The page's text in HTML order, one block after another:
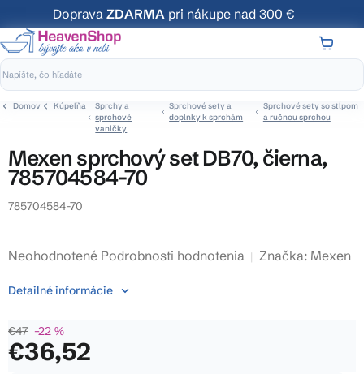
na
obsah
Doprava ZDARMA pri nákupe nad 300 €
Domov Kúpeľňa
Sprchy a
sprchové
vaničky
Sprchové sety a
doplnky k sprchám
Sprchové sety so stĺpom
a ručnou sprchou
Mexen sprchový set DB70, čierna,
785704584-70
785704584-70
Priemerné
produktu
0,0
z
Neohodnotené Podrobnosti hodnotenia Značka: Mexen
€47 –22 %
€36,52
Detailné informácie